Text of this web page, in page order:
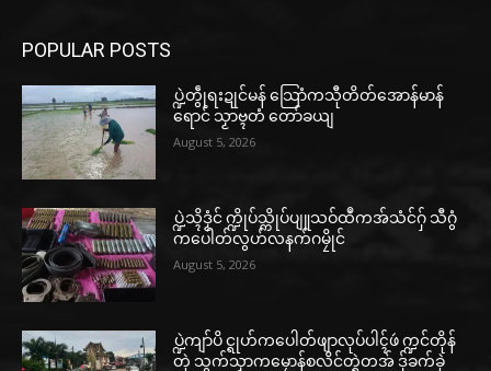
POPULAR POSTS
ပ္ဍဲတွဵုရးဍုင်မန် သြောံကသီုတိတ်အောန်မာန်
ရောင် သၟာဗ္ၚတံ တော်ခယျ
August 5, 2026
ပ္ဍဲသ္ၚိဒၟံင် က္ဍိုပ်သ္ကိုပ်ပျူသဝ်ထဳကအ်သံင်ဂှ် သီဂွံ
ကပေါတ်လွဟ်လနက်ဂမၠိုင်
August 5, 2026
ပ္ဍဲကျာ်ပိ င္ရုဟ်ကပေါတ်ဖျာလုပ်ပါၚ်ဖဴ က္ဍင်တိုန်
တုဲ သွက်သၟာကမၠောန်စလိင်တ္ရဲတအ် ဒှ်ခက်ခုဲ